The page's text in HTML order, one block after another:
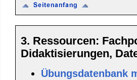
3. Ressourcen:
Didaktisierungen,
Übungsdatenbank